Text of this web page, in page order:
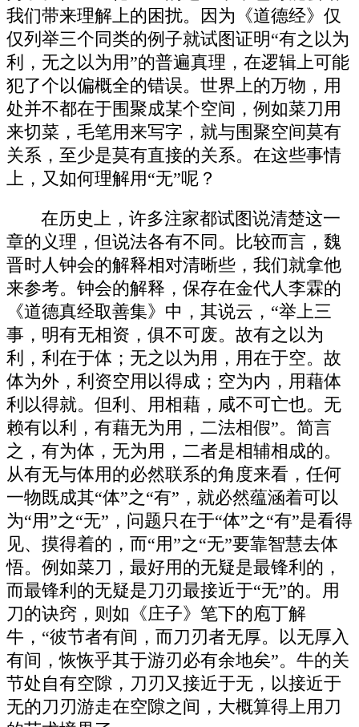
我们带来理解上的困扰。因为《道德经》仅
仅列举三个同类的例子就试图证明“有之以为
利，无之以为用”的普遍真理，在逻辑上可能
犯了个以偏概全的错误。世界上的万物，用
处并不都在于围聚成某个空间，例如菜刀用
来切菜，毛笔用来写字，就与围聚空间莫有
关系，至少是莫有直接的关系。在这些事情
上，又如何理解用“无”呢？
在历史上，许多注家都试图说清楚这一
章的义理，但说法各有不同。比较而言，魏
晋时人钟会的解释相对清晰些，我们就拿他
来参考。钟会的解释，保存在金代人李霖的
《道德真经取善集》中，其说云，“举上三
事，明有无相资，俱不可废。故有之以为
利，利在于体；无之以为用，用在于空。故
体为外，利资空用以得成；空为内，用藉体
利以得就。但利、用相藉，咸不可亡也。无
赖有以利，有藉无为用，二法相假”。简言
之，有为体，无为用，二者是相辅相成的。
从有无与体用的必然联系的角度来看，任何
一物既成其“体”之“有”，就必然蕴涵着可以
为“用”之“无”，问题只在于“体”之“有”是看得
见、摸得着的，而“用”之“无”要靠智慧去体
悟。例如菜刀，最好用的无疑是最锋利的，
而最锋利的无疑是刀刃最接近于“无”的。用
刀的诀窍，则如《庄子》笔下的庖丁解
牛，“彼节者有间，而刀刃者无厚。以无厚入
有间，恢恢乎其于游刃必有余地矣”。牛的关
节处自有空隙，刀刃又接近于无，以接近于
无的刀刃游走在空隙之间，大概算得上用刀